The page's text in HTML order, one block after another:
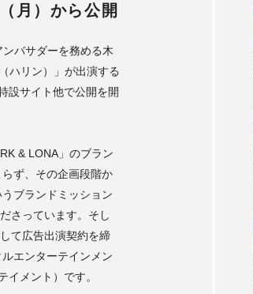
月）から公開
バサダーを務める木
ハリン）」が出演する
設サイト他で公開を開
& LONA」のブラン
ず、その企画段階か
ブランドミッション
さっています。そし
て広告出演契約を締
エンターテインメン
イメント）です。